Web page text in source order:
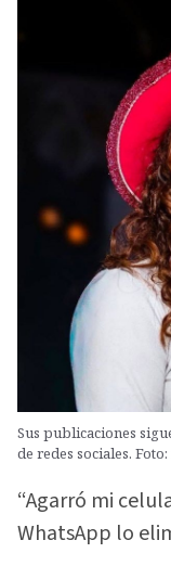
Sus publicaciones
de redes sociales.
“Agarró mi
WhatsApp lo